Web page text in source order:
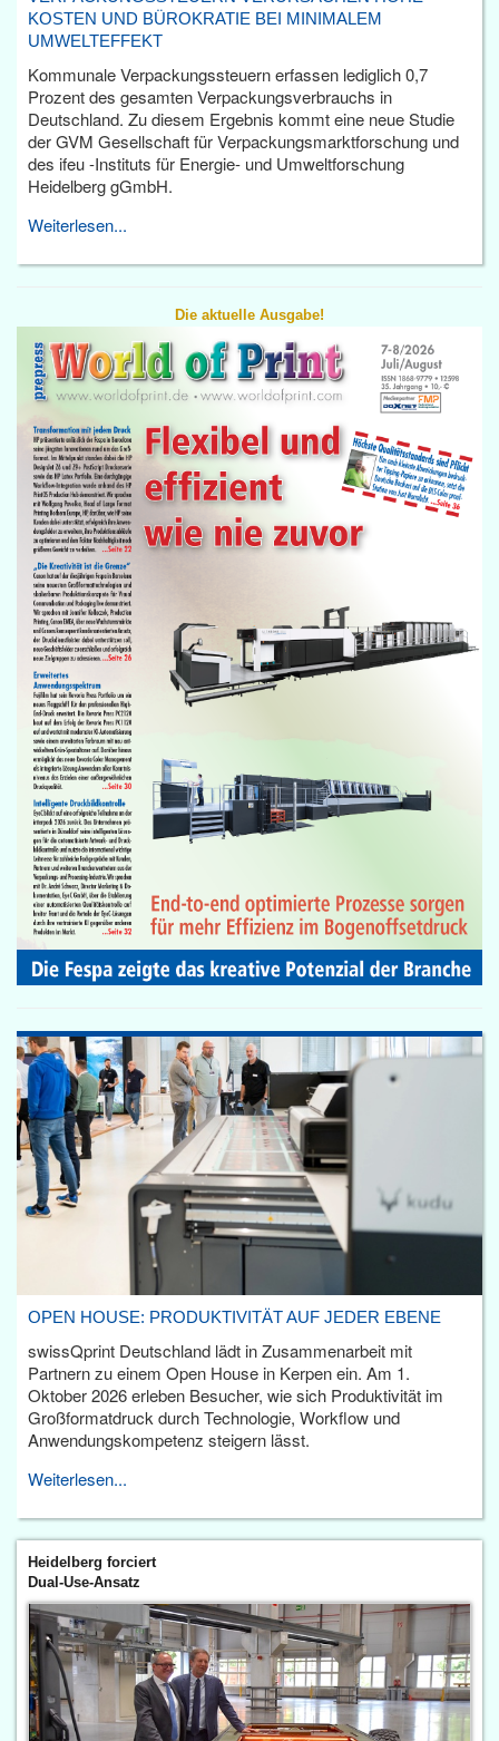
KOSTEN UND BÜROKRATIE BEI MINIMALEM
UMWELTEFFEKT
Kommunale Verpackungssteuern erfassen lediglich 0,7
Prozent des gesamten Verpackungsverbrauchs in
Deutschland. Zu diesem Ergebnis kommt eine neue Studie
der GVM Gesellschaft für Verpackungsmarktforschung und
des ifeu -Instituts für Energie- und Umweltforschung
Heidelberg gGmbH.
Weiterlesen...
Die aktuelle Ausgabe!
OPEN HOUSE: PRODUKTIVITÄT AUF JEDER EBENE
swissQprint Deutschland lädt in Zusammenarbeit mit
Partnern zu einem Open House in Kerpen ein. Am 1.
Oktober 2026 erleben Besucher, wie sich Produktivität im
Großformatdruck durch Technologie, Workflow und
Anwendungskompetenz steigern lässt.
Weiterlesen...
Heidelberg forciert
Dual-Use-Ansatz